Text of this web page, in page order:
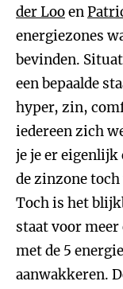
der Looen
energiezones
bevinden.
een bepaalde
hyper, zin,
iedereen zich
je je er eigenlijk
de zinzone toch
Toch is het
staat voor
met de 5
aanwakkeren.